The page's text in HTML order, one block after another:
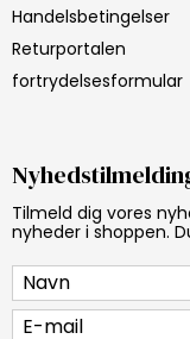
Handelsbetingelser
Returportalen
fortrydelsesformular
Tilmeld dig vores
nyheder i shoppen.